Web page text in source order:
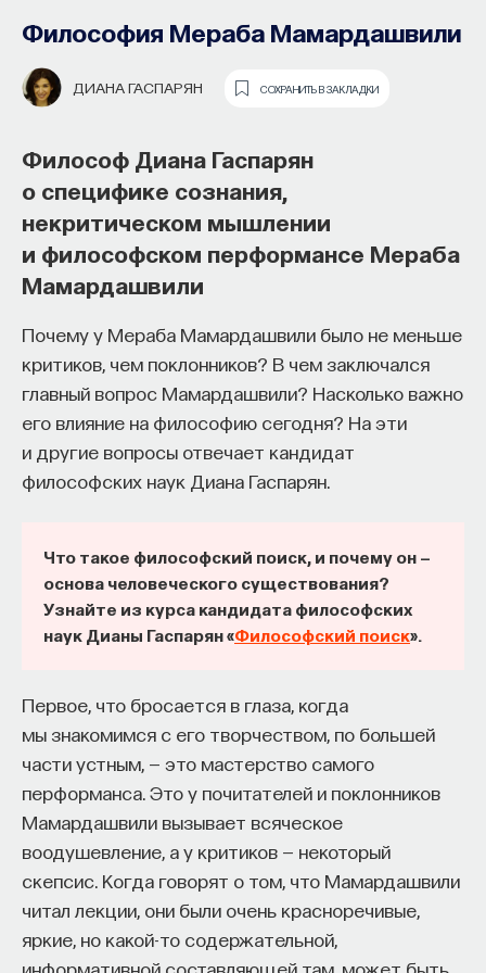
Философия Мераба Мамардашвили
ДИАНА ГАСПАРЯН СОХРАНИТЬ В ЗАКЛАДКИ
Философ Диана Гаспарян
о специфике сознания,
некритическом мышлении
и философском перформансе Мераба
Мамардашвили
Почему у Мераба Мамардашвили было не меньше
критиков, чем поклонников? В чем заключался
главный вопрос Мамардашвили? Насколько важно
его влияние на философию сегодня? На эти
и другие вопросы отвечает кандидат
философских наук Диана Гаспарян.
Что такое философский поиск, и почему он —
основа человеческого существования?
Узнайте из курса кандидата философских
наук Дианы Гаспарян «Философский поиск».
Первое, что бросается в глаза, когда
мы знакомимся с его творчеством, по большей
части устным, — это мастерство самого
перформанса. Это у почитателей и поклонников
Мамардашвили вызывает всяческое
воодушевление, а у критиков — некоторый
скепсис. Когда говорят о том, что Мамардашвили
читал лекции, они были очень красноречивые,
яркие, но какой-то содержательной,
информативной составляющей там, может быть,
Как философия помогает составлять
собственное мнение
о происходящем в мире?
Как философия помогает понять мир, в котором
мы живем, расширять собственные
представления об окружающей
действительности и познавать самого себя?
Ответы на эти и другие вопросы можно найти,
записавшисьна курс «Философский поиск:
Слушатели курса убедятся в том, что
философский поиск — это не только каскад
занимательных головоломок, но и набор
инструментов, жизненно необходимых для
Пройдя этот курс, вы:
— Овладеете ключевыми для независимого
мышления навыками: научитесь критически
воспринимать информацию и логично
и аргументированно доказывать свою точку
зрения.
— Узнаете, как философия отвечает
на основополагающие вопросы человечества: что
Историк Ян Уортингтон об одной
из самых значительных фигур
античного мира, личной жизни
Александра и македонских
традициях распития алкоголя
Александр Македонский — одна из немногих
Деятельность Александра во многом напоминает
некоторые эпизоды новейшей истории западных
стран. Например, его кампании в Афганистане
и Ираке очень похожи на вмешательства Запада
на протяжении последних десятилетий.
Александр был лидером народов с разной
историей и культурой. Порой его правление
оказывалось неудачным, потому что
он не понимал местных обычаев и верований.
На современном этапе можно извлечь
множество уроков из того, как Александр
пытался навести мосты между Западом
и Востоком. Эти уроки могут быть использованы